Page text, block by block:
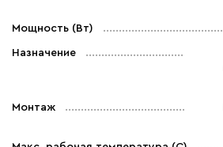
Мощность (Вт)
Назначение
Монтаж